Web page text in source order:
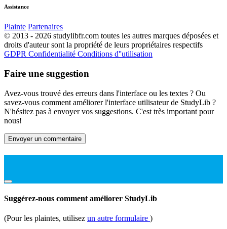
Assistance
Plainte Partenaires
© 2013 - 2026 studylibfr.com toutes les autres marques déposées et
droits d'auteur sont la propriété de leurs propriétaires respectifs
GDPR Confidentialité Conditions d''utilisation
Faire une suggestion
Avez-vous trouvé des erreurs dans l'interface ou les textes ? Ou
savez-vous comment améliorer l'interface utilisateur de StudyLib ?
N'hésitez pas à envoyer vos suggestions. C'est très important pour
nous!
Envoyer un commentaire
Suggérez-nous comment améliorer StudyLib
(Pour les plaintes, utilisez un autre formulaire )